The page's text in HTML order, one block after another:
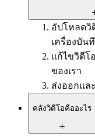
อัปโหลดวิ
เครื่องบัน
แก้ไขวิดีโ
ของเรา
ส่งออกแล
คลังวิดีโอคืออะไร